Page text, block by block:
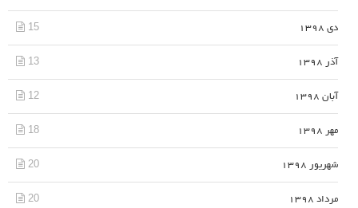
دی 1398 15
آذر 1398 13
آبان 1398 12
مهر 1398 18
شهریور 1398 20
مرداد 1398 20